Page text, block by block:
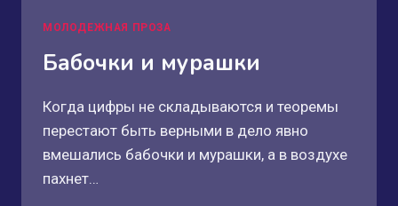
МОЛОДЕЖНАЯ ПРОЗА
Бабочки и мурашки
Когда цифры не складываются и теоремы
перестают быть верными в дело явно
вмешались бабочки и мурашки, а в воздухе
пахнет…